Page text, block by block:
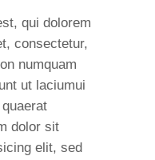
qui dolorem
consectetur,
numquam
ut laciumui
dolor sit
elit, sed